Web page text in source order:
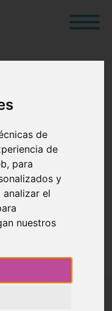
de
de
para
y
analizar el
nuestros